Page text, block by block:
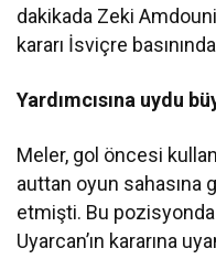
dakikada Zeki
kararı İsviçre
Yardımcısına uydu
Meler, gol öncesi
auttan oyun sahasına
etmişti. Bu pozisyonda
Uyarcan’ın kararına